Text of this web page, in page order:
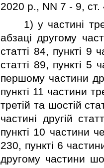
2020 р., NN 7 - 9, ст.
1) у частинi
абзацi другому
статтi 84, пунктi 9
статтi 89, пунктi 5
першому частини
пунктi 11 частини
третiй та шостiй
частинi другiй
пунктi 10 частини
230, пунктi 6
другому частини